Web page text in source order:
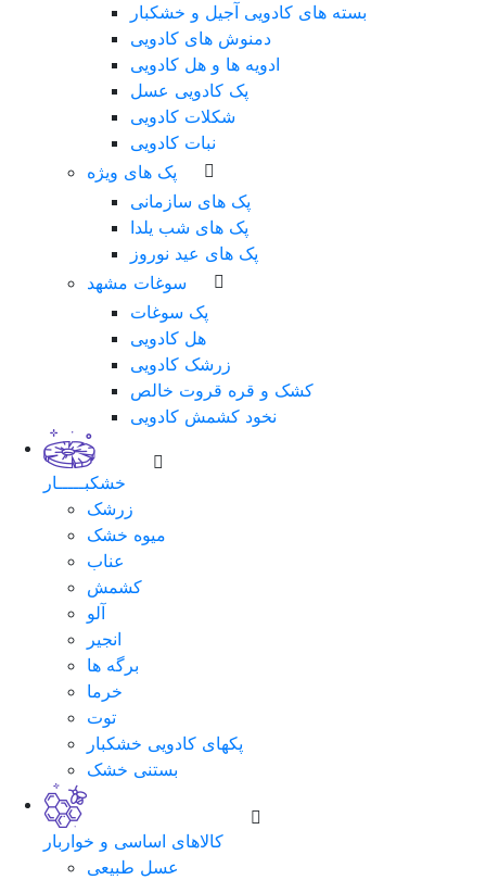
بسته های کادویی آجیل و خشکبار
دمنوش های کادویی
ادویه ها و هل کادویی
پک کادویی عسل
شکلات کادویی
نبات کادویی
پک های ویژه
پک های سازمانی
پک های شب یلدا
پک های عید نوروز
سوغات مشهد
پک سوغات
هل کادویی
زرشک کادویی
کشک و قره قروت خالص
نخود کشمش کادویی
خشکبـــــار
زرشک
میوه خشک
عناب
کشمش
آلو
انجیر
برگه ها
خرما
توت
پکهای کادویی خشکبار
بستنی خشک
کالاهای اساسی و خواربار
عسل طبیعی